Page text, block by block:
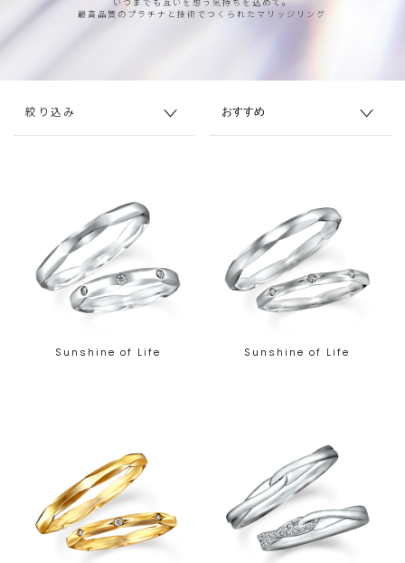
いつまでも互いを想う気持ちを込めて。
最高品質のプラチナと技術でつくられたマリッジリング
絞り込み
Sunshine of Life Sunshine of Life